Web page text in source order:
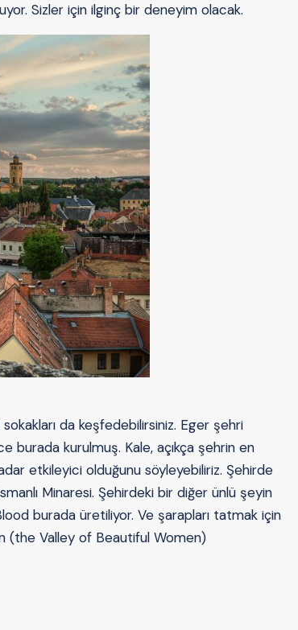
Sizler için ilginç bir deneyim olacak.
da keşfedebilirsiniz. Eger şehri
burada kurulmuş. Kale, açıkça şehrin en
etkileyici olduğunu söyleyebiliriz. Şehirde
Minaresi. Şehirdeki bir diğer ünlü şeyin
burada üretiliyor. Ve şarapları tatmak için
(the Valley of Beautiful Women)